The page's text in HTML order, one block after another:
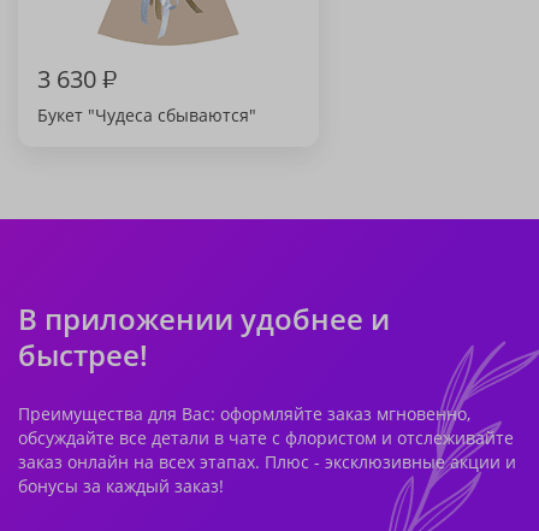
3 630₽
Букет "Чудеса сбываются"
В приложении удобнее и
быстрее!
Преимущества для Вас: оформляйте заказ мгновенно,
обсуждайте все детали в чате с флористом и отслеживайте
заказ онлайн на всех этапах. Плюс - эксклюзивные акции и
бонусы за каждый заказ!